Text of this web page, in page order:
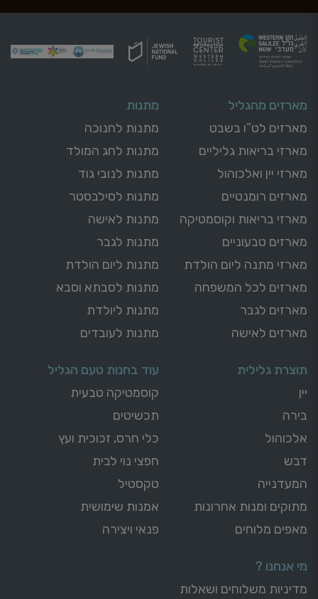
מארזים מהגליל
מארזים לט”ו בשבט
מארזי בריאות גליליים
מארזי יין ואלכוהול
מארזים רומנטיים
מארזי בריאות וקוסמטיקה
מארזים טבעוניים
מארזי מתנה ליום הולדת
מארזים לכל המשפחה
מארזים לגבר
מארזים לאישה
מתנות
מתנות לחנוכה
מתנות לחג המולד
מתנות לנובי גוד
מתנות לסילבסטר
מתנות לאישה
מתנות לגבר
מתנות ליום הולדת
מתנות לסבתא וסבא
מתנות ליולדת
מתנות לעובדים
תוצרת גלילית
יין
בירה
אלכוהול
דבש
המעדנייה
מתוקים ומנות אחרונות
מאפים מלוחים
עוד בחנות טעם הגליל
קוסמטיקה טבעית
תכשיטים
כלי חרס, זכוכית ועץ
חפצי נוי לבית
טקסטיל
אמנות שימושית
פנאי ויצירה
מי אנחנו ?
מדיניות משלוחים ושאלות